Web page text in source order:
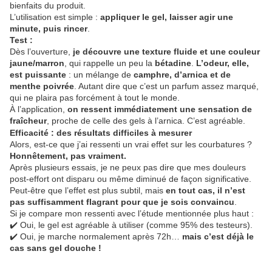
bienfaits du produit.
L’utilisation est simple : appliquer le gel, laisser agir une
minute, puis rincer.
Test :
Dès l’ouverture, je découvre une texture fluide et une couleur
jaune/marron , qui rappelle un peu la bétadine L’odeur, elle,
est puissante : un mélange de camphre, d’arnica et de
menthe poivrée . Autant dire que c’est un parfum assez marqué,
qui ne plaira pas forcément à tout le monde.
À l’application, on ressent immédiatement une sensation de
fraîcheur, proche de celle des gels à l’arnica. C’est agréable.
Efficacité : des résultats difficiles à mesurer
Alors, est-ce que j’ai ressenti un vrai effet sur les courbatures ?
Honnêtement, pas vraiment.
Après plusieurs essais, je ne peux pas dire que mes douleurs
post-effort ont disparu ou même diminué de façon significative.
Peut-être que l’effet est plus subtil, mais en tout cas, il n’est
pas suffisamment flagrant pour que je sois convaincu
Si je compare mon ressenti avec l’étude mentionnée plus haut :
✔️ Oui, le gel est agréable à utiliser (comme 95% des testeurs).
✔️ Oui, je marche normalement après 72h… mais c’est déjà le
cas sans gel douche !